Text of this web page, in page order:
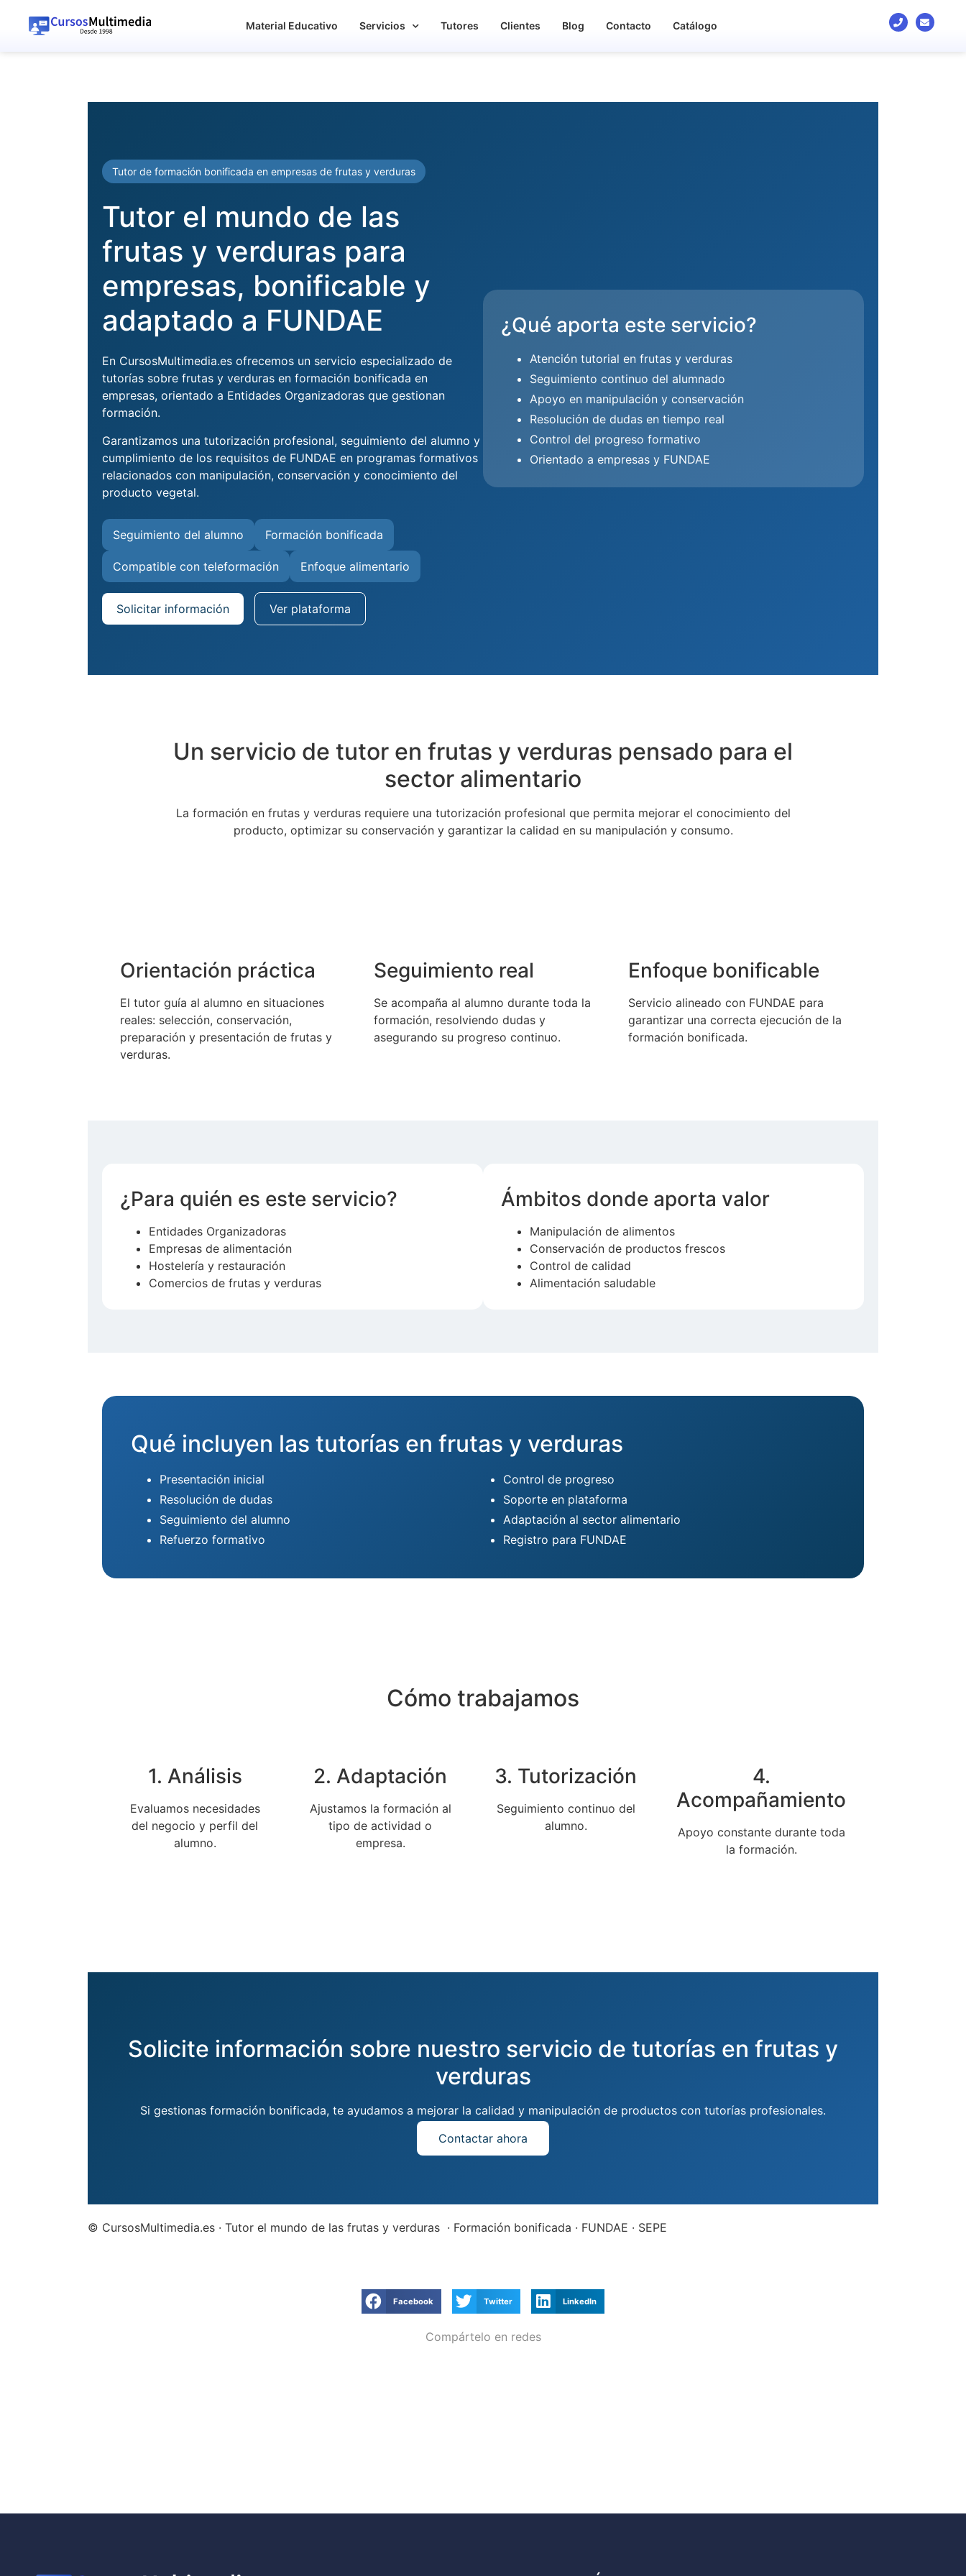
Material Educativo Servicios Tutores Clientes Blog Contacto Catálogo
Tutor de formación bonificada en empresas de frutas y verduras
Tutor el mundo de las
frutas y verduras para
empresas, bonificable y
adaptado a FUNDAE
En CursosMultimedia.es ofrecemos un servicio especializado de
tutorías sobre frutas y verduras en formación bonificada en
empresas, orientado a Entidades Organizadoras que gestionan
formación.
Garantizamos una tutorización profesional, seguimiento del alumno y
cumplimiento de los requisitos de FUNDAE en programas formativos
relacionados con manipulación, conservación y conocimiento del
producto vegetal.
Seguimiento del alumno Formación bonificada
Compatible con teleformación Enfoque alimentario
Solicitar información Ver plataforma
¿Qué aporta este servicio?
Atención tutorial en frutas y verduras
Seguimiento continuo del alumnado
Apoyo en manipulación y conservación
Resolución de dudas en tiempo real
Control del progreso formativo
Orientado a empresas y FUNDAE
Un servicio de tutor en frutas y verduras pensado para el
sector alimentario
La formación en frutas y verduras requiere una tutorización profesional que permita mejorar el conocimiento del
producto, optimizar su conservación y garantizar la calidad en su manipulación y consumo.
Orientación práctica
El tutor guía al alumno en situaciones
reales: selección, conservación,
preparación y presentación de frutas y
verduras.
Seguimiento real
Se acompaña al alumno durante toda la
formación, resolviendo dudas y
asegurando su progreso continuo.
Enfoque bonificable
Servicio alineado con FUNDAE para
garantizar una correcta ejecución de la
formación bonificada.
¿Para quién es este servicio?
Entidades Organizadoras
Empresas de alimentación
Hostelería y restauración
Comercios de frutas y verduras
Ámbitos donde aporta valor
Manipulación de alimentos
Conservación de productos frescos
Control de calidad
Alimentación saludable
Qué incluyen las tutorías en frutas y verduras
Presentación inicial
Resolución de dudas
Seguimiento del alumno
Refuerzo formativo
Control de progreso
Soporte en plataforma
Adaptación al sector alimentario
Registro para FUNDAE
Cómo trabajamos
1. Análisis
Evaluamos necesidades
del negocio y perfil del
alumno.
2. Adaptación
Ajustamos la formación al
tipo de actividad o
empresa.
3. Tutorización
Seguimiento continuo del
alumno.
4.
Acompañamiento
Apoyo constante durante toda
la formación.
Solicite información sobre nuestro servicio de tutorías en frutas y
verduras
Si gestionas formación bonificada, te ayudamos a mejorar la calidad y manipulación de productos con tutorías profesionales.
Contactar ahora
© CursosMultimedia.es · Tutor el mundo de las frutas y verduras · Formación bonificada · FUNDAE · SEPE
Facebook Twitter LinkedIn
Compártelo en redes